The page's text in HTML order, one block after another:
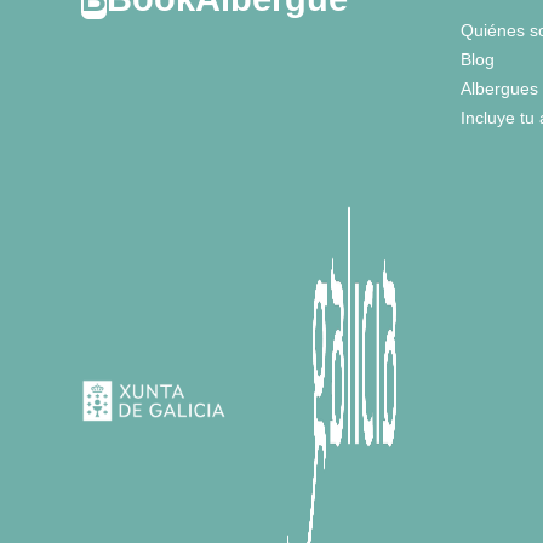
Quiénes
Blog
Albergues
Incluye tu